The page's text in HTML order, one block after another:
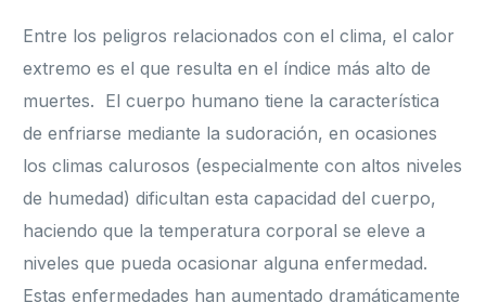
Entre los peligros relacionados con el clima, el calor
extremo es el que resulta en el índice más alto de
muertes. El cuerpo humano tiene la característica
de enfriarse mediante la sudoración, en ocasiones
los climas calurosos (especialmente con altos niveles
de humedad) dificultan esta capacidad del cuerpo,
haciendo que la temperatura corporal se eleve a
niveles que pueda ocasionar alguna enfermedad.
Estas enfermedades han aumentado dramáticamente